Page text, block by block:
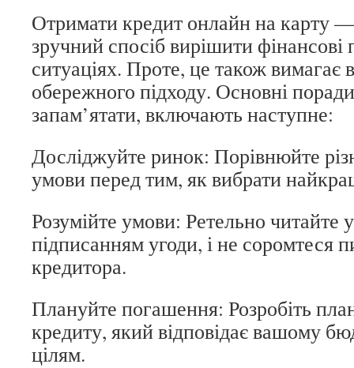
Отримати кредит онлайн на карту
зручний спосіб вирішити фінансові
ситуаціях. Проте, це також вимагає
обережного підходу. Основні
запам’ятати, включають наступне:
Досліджуйте ринок: Порівнюйте
умови перед тим, як вибрати
Розумійте умови: Ретельно читайте
підписанням угоди, і не соромтеся
кредитора.
Плануйте погашення: Розробіть
кредиту, який відповідає вашому
цілям.